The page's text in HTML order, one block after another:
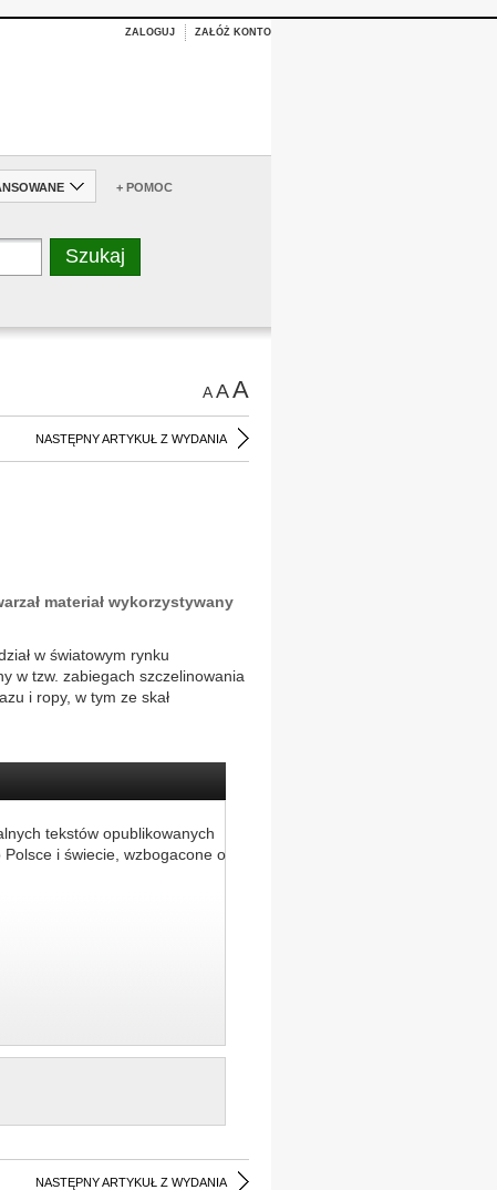
ZALOGUJ ZAŁÓŻ KONTO
+ POMOC
AAA
NASTĘPNY ARTYKUŁ Z WYDANIA
materiał wykorzystywany
w światowym rynku
w tzw. zabiegach szczelinowania
i ropy, w tym ze skał
tekstów opublikowanych
Polsce i świecie, wzbogacone o
NASTĘPNY ARTYKUŁ Z WYDANIA